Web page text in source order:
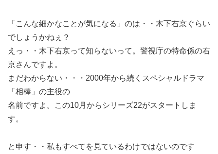
「こんな細かなことが気になる」のは・・木下右京ぐらい
でしょうかねぇ？
えっ・・木下右京って知らないって。警視庁の特命係の右
京さんですよ。
まだわからない・・・2000年から続くスペシャルドラマ
「相棒」の主役の
名前ですよ。この10月からシリーズ22がスタートしま
す。
と申す・・私もすべてを見ているわけではないのです